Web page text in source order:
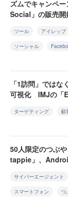
ズムでキャンペ
Social」の販売開
ツール アイレップ
ソーシャル
「1訪問」では
可視化 IMJの「
ターゲティング 顧
50人限定のつぶ
tappie」、
サイバーエージェント
スマートフォン つ